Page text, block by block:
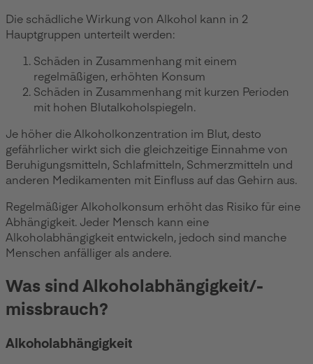
Die schädliche Wirkung von Alkohol kann in 2
Hauptgruppen unterteilt werden:
Schäden in Zusammenhang mit einem
regelmäßigen, erhöhten Konsum
Schäden in Zusammenhang mit kurzen Perioden
mit hohen Blutalkoholspiegeln.
Je höher die Alkoholkonzentration im Blut, desto
gefährlicher wirkt sich die gleichzeitige Einnahme von
Beruhigungsmitteln, Schlafmitteln, Schmerzmitteln und
anderen Medikamenten mit Einfluss auf das Gehirn aus.
Regelmäßiger Alkoholkonsum erhöht das Risiko für eine
Abhängigkeit. Jeder Mensch kann eine
Alkoholabhängigkeit entwickeln, jedoch sind manche
Menschen anfälliger als andere.
Was sind Alkoholabhängigkeit/-
missbrauch?
Alkoholabhängigkeit